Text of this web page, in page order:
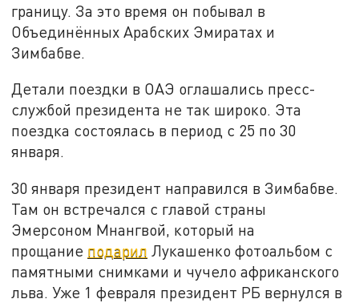
границу. За это время он побывал в
Объединённых Арабских Эмиратах и
Зимбабве.
Детали поездки в ОАЭ оглашались пресс-
службой президента не так широко. Эта
поездка состоялась в период с 25 по 30
января.
30 января президент направился в Зимбабве.
Там он встречался с главой страны
Эмерсоном Мнангвой, который на
прощание подарил Лукашенко фотоальбом с
памятными снимками и чучело африканского
льва. Уже 1 февраля президент РБ вернулся в